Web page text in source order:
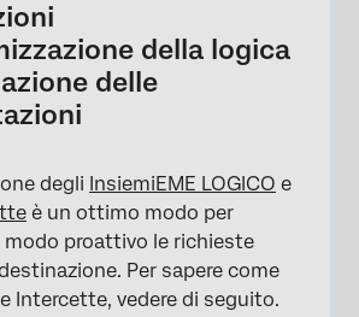
della logica
dei progetti
della logica
delle
degli InsiemiEME LOGICO e
è un ottimo modo per
modo proattivo le richieste
Per sapere come
Intercette, vedere di seguito.